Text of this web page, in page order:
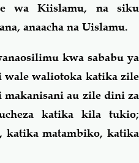
wa Kiislamu, na siku
anaacha na Uislamu.
kwa sababu ya
waliotoka katika zile
au zile dini za
katika kila tukio;
katika matambiko, katika